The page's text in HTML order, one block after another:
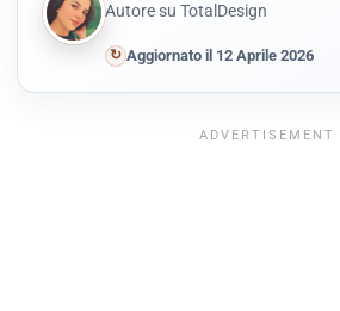
Autore su TotalDesign
↻ Aggiornato il 12 Aprile 2026